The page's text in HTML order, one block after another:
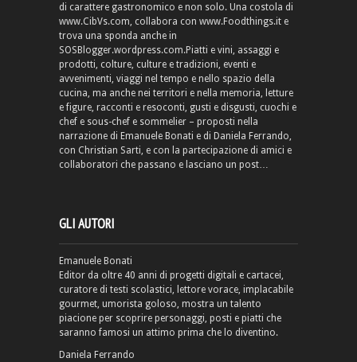
di carattere gastronomico e non solo. Una costola di
www.CibVs.com, collabora con www.Foodthings.it e
trova una sponda anche in
SOSBlogger.wordpress.com.Piatti e vini, assaggi e
prodotti, colture, culture e tradizioni, eventi e
avvenimenti, viaggi nel tempo e nello spazio della
cucina, ma anche nei territori e nella memoria, letture
e figure, racconti e resoconti, gusti e disgusti, cuochi e
chef e sous-chef e sommelier – proposti nella
narrazione di Emanuele Bonati e di Daniela Ferrando,
con Christian Sarti, e con la partecipazione di amici e
collaboratori che passano e lasciano un post…
GLI AUTORI
Emanuele Bonati
Editor da oltre 40 anni di progetti digitali e cartacei,
curatore di testi scolastici, lettore vorace, implacabile
gourmet, umorista goloso, mostra un talento
piacione per scoprire personaggi, posti e piatti che
saranno famosi un attimo prima che lo diventino.
Daniela Ferrando